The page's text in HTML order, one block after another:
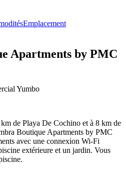
Emplacement
Apartments by PMC
Yumbo
de Playa De Cochino et à 8 km de
Boutique Apartments by PMC
avec une connexion Wi-Fi
extérieure et un jardin. Vous